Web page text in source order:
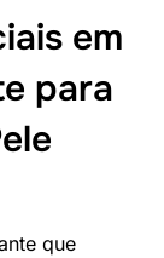
em
para
que